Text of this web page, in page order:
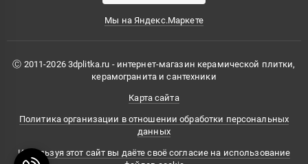
Мы на Яндекс.Маркете
Ⓒ 2011-2026 3dplitka.ru - интернет-магазин керамической плитки,
керамогранита и сантехники
Карта сайта
Политика организации в отношении обработки персональных
данных
Используя этот сайт вы даёте своё согласие на использование